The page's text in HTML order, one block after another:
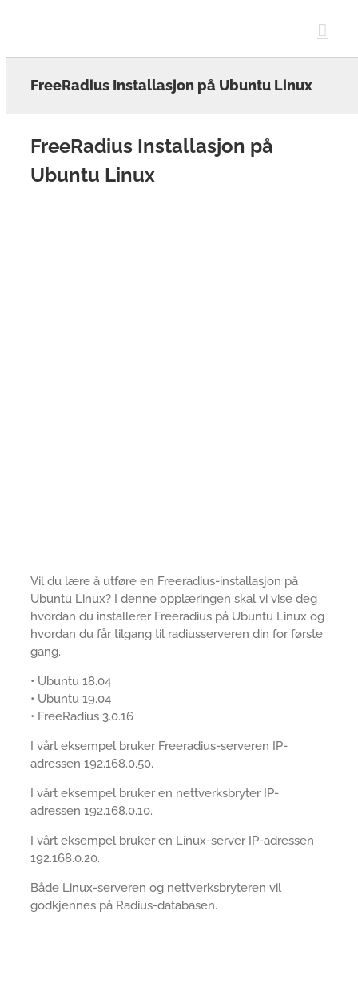
FreeRadius Installasjon på Ubuntu Linux
FreeRadius Installasjon på
Ubuntu Linux
Vil du lære å utføre en Freeradius-installasjon på
Ubuntu Linux? I denne opplæringen skal vi vise deg
hvordan du installerer Freeradius på Ubuntu Linux og
hvordan du får tilgang til radiusserveren din for første
gang.
• Ubuntu 18.04
• Ubuntu 19.04
• FreeRadius 3.0.16
I vårt eksempel bruker Freeradius-serveren IP-
adressen 192.168.0.50.
I vårt eksempel bruker en nettverksbryter IP-
adressen 192.168.0.10.
I vårt eksempel bruker en Linux-server IP-adressen
192.168.0.20.
Både Linux-serveren og nettverksbryteren vil
godkjennes på Radius-databasen.